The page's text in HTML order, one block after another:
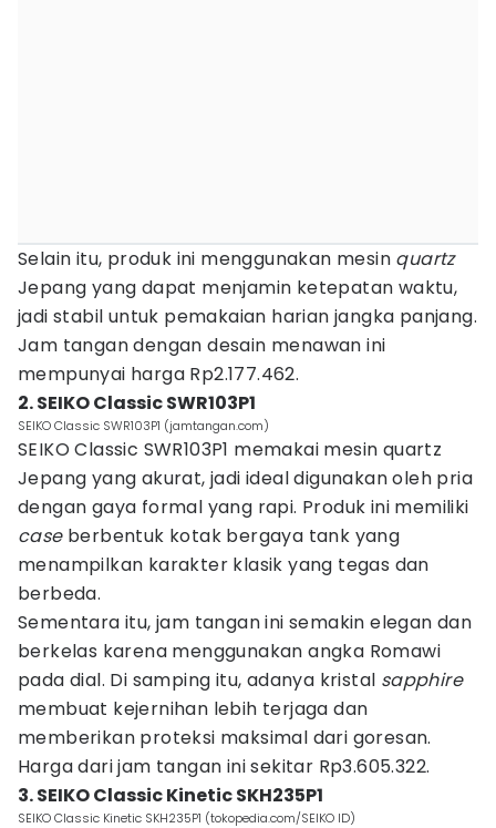
Selain itu, produk ini menggunakan mesin quartz
Jepang yang dapat menjamin ketepatan waktu,
jadi stabil untuk pemakaian harian jangka panjang.
Jam tangan dengan desain menawan ini
mempunyai harga Rp2.177.462.
2. SEIKO Classic SWR103P1
SEIKO Classic SWR103P1 (jamtangan.com)
SEIKO Classic SWR103P1 memakai mesin quartz
Jepang yang akurat, jadi ideal digunakan oleh pria
dengan gaya formal yang rapi. Produk ini memiliki
caseberbentuk kotak bergaya tank yang
menampilkan karakter klasik yang tegas dan
berbeda.
Sementara itu, jam tangan ini semakin elegan dan
berkelas karena menggunakan angka Romawi
pada dial. Di samping itu, adanya kristal sapphire
membuat kejernihan lebih terjaga dan
memberikan proteksi maksimal dari goresan.
Harga dari jam tangan ini sekitar Rp3.605.322.
3. SEIKO Classic Kinetic SKH235P1
SEIKO Classic Kinetic SKH235P1 (tokopedia.com/SEIKO ID)